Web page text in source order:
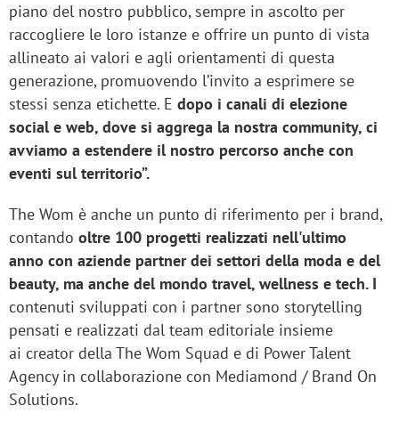
piano del nostro pubblico, sempre in ascolto per
raccogliere le loro istanze e offrire un punto di vista
allineato ai valori e agli orientamenti di questa
generazione, promuovendo l’invito a esprimere se
stessi senza etichette. E dopo i canali di elezione
social e web, dove si aggrega la nostra community, ci
avviamo a estendere il nostro percorso anche con
eventi sul territorio”.
The Wom è anche un punto di riferimento per i brand,
contando oltre 100 progetti realizzati nell'ultimo
anno con aziende partner dei settori della moda e del
beauty, ma anche del mondo travel, wellness e tech. I
contenuti sviluppati con i partner sono storytelling
pensati e realizzati dal team editoriale insieme
ai creator della The Wom Squad e di Power Talent
Agency in collaborazione con Mediamond / Brand On
Solutions.